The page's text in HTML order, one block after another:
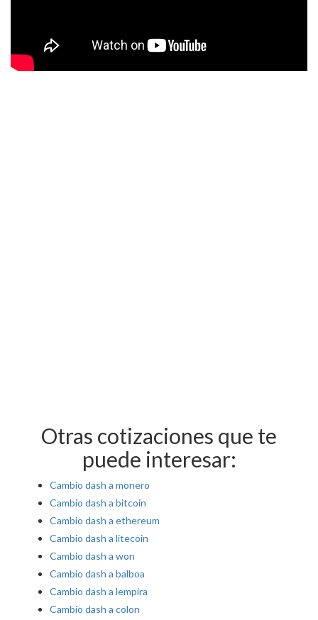
Otras cotizaciones que te
puede interesar:
Cambio dash a monero
Cambio dash a bitcoin
Cambio dash a ethereum
Cambio dash a litecoin
Cambio dash a won
Cambio dash a balboa
Cambio dash a lempira
Cambio dash a colon